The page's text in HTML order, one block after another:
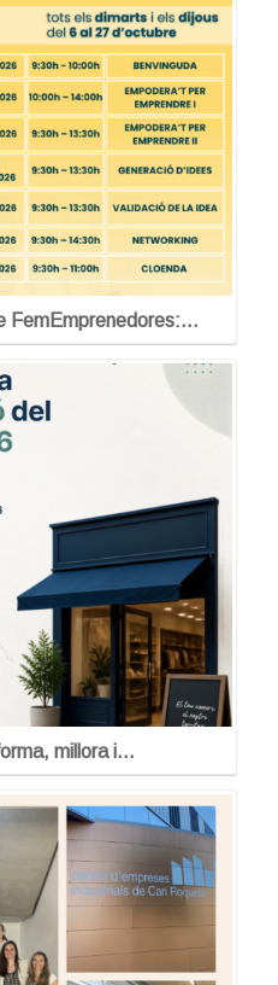
FemEmprenedores:…
millora i…